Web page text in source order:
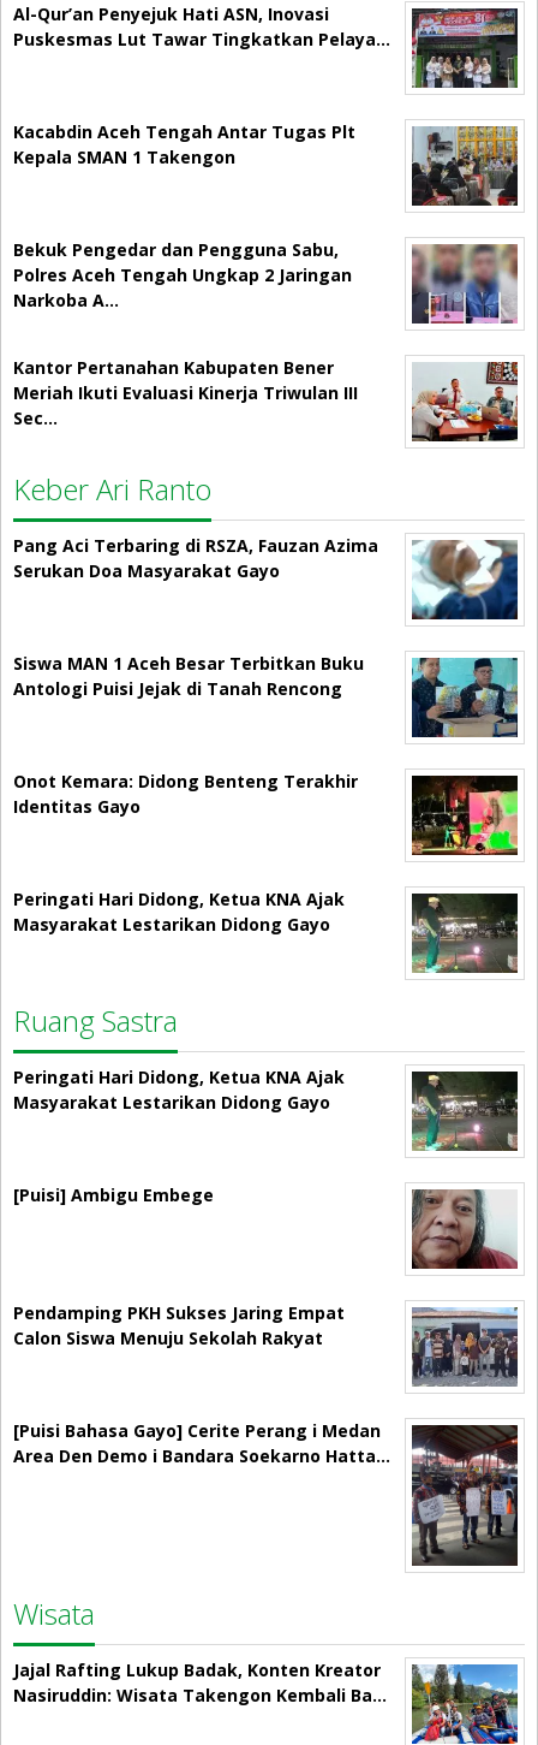
Al-Qur’an Penyejuk Hati ASN, Inovasi
Puskesmas Lut Tawar Tingkatkan Pelaya…
Kacabdin Aceh Tengah Antar Tugas Plt
Kepala SMAN 1 Takengon
Bekuk Pengedar dan Pengguna Sabu,
Polres Aceh Tengah Ungkap 2 Jaringan
Narkoba A…
Kantor Pertanahan Kabupaten Bener
Meriah Ikuti Evaluasi Kinerja Triwulan III
Sec…
Keber Ari Ranto
Pang Aci Terbaring di RSZA, Fauzan Azima
Serukan Doa Masyarakat Gayo
Siswa MAN 1 Aceh Besar Terbitkan Buku
Antologi Puisi Jejak di Tanah Rencong
Onot Kemara: Didong Benteng Terakhir
Identitas Gayo
Peringati Hari Didong, Ketua KNA Ajak
Masyarakat Lestarikan Didong Gayo
Ruang Sastra
Peringati Hari Didong, Ketua KNA Ajak
Masyarakat Lestarikan Didong Gayo
[Puisi] Ambigu Embege
Pendamping PKH Sukses Jaring Empat
Calon Siswa Menuju Sekolah Rakyat
[Puisi Bahasa Gayo] Cerite Perang i Medan
Area Den Demo i Bandara Soekarno Hatta…
Wisata
Jajal Rafting Lukup Badak, Konten Kreator
Nasiruddin: Wisata Takengon Kembali Ba…